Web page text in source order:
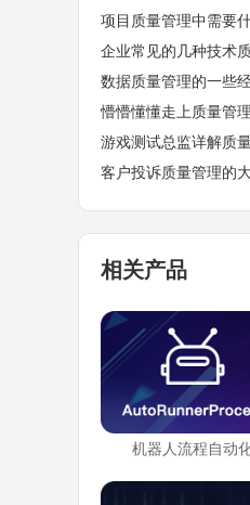
项目质量管理中需要
企业常见的几种技术
数据质量管理的一些
懵懵懂懂走上质量管
游戏测试总监详解质
客户投诉质量管理的
相关产品
机器人流程自动